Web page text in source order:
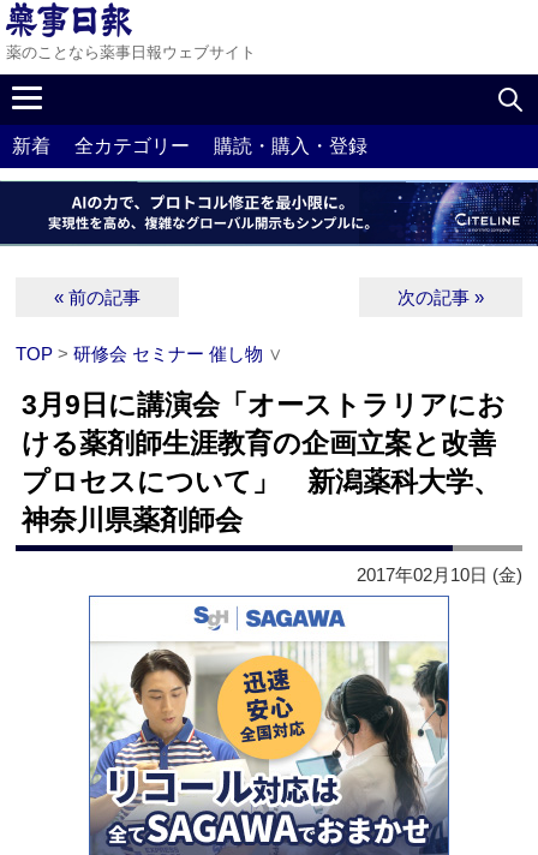
薬のことなら薬事日報ウェブサイト
新着 全カテゴリー 購読・購入・登録
« 前の記事 次の記事 »
TOP >研修会 セミナー 催し物 ∨
3月9日に講演会「オーストラリアにお
ける薬剤師生涯教育の企画立案と改善
プロセスについて」 新潟薬科大学、
神奈川県薬剤師会
2017年02月10日 (金)